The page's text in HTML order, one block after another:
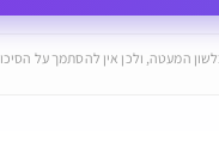
המעטה, ולכן אין להסתמך על